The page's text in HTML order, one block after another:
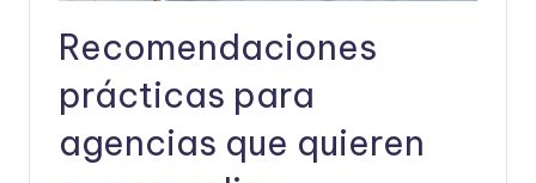
Recomendaciones
prácticas para
agencias que quieren